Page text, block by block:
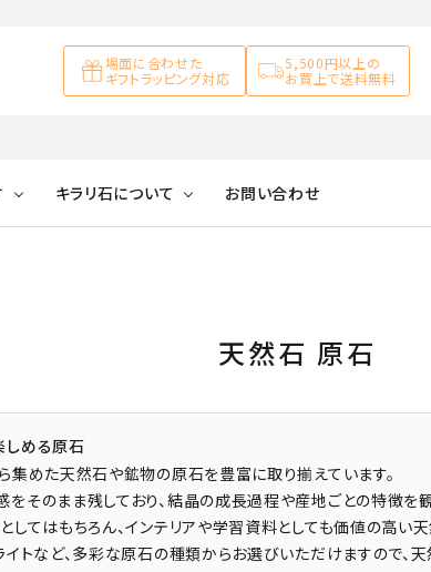
場面に合わせた
ギフトラッピング対応
5,500円以上の
お買上で送料無料
丸玉 特集
アラゴナイト
石
リソコラ クリソプレーズ
トリン ジャスパー
Pink
Green
キラリ石について
キラリ石ポイントに
公式ブログ
お問い合わせ
天然石 原石
しめる原石
集めた天然石や鉱物の原石を豊富に取り揃えています。
そのまま残しており、結晶の成長過程や産地ごとの特徴を
してはもちろん、インテリアや学習資料としても価値の高い
イトなど、多彩な原石の種類からお選びいただけますので、